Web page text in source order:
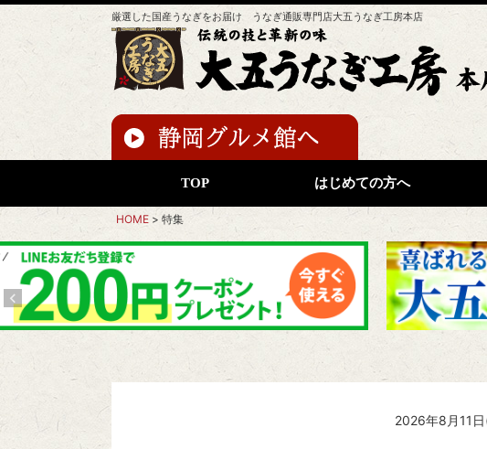
厳選した国産うなぎをお届け うなぎ通販専門店大五うなぎ工房本店
TOP はじめての方へ
HOME 特集
2026年8月11